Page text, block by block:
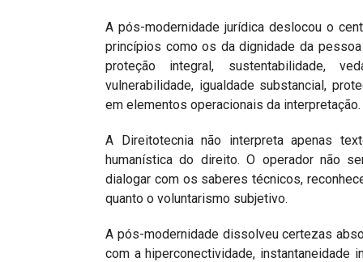
A pós-modernidade jurídica deslocou o
princípios como os da dignidade da
proteção integral, sustentabilidade,
vulnerabilidade, igualdade substancial,
em elementos operacionais da interpretação.
A Direitotecnia não interpreta apenas
humanística do direito. O operador não
dialogar com os saberes técnicos,
quanto o voluntarismo subjetivo.
A pós-modernidade dissolveu certezas
com a hiperconectividade, instantaneidade